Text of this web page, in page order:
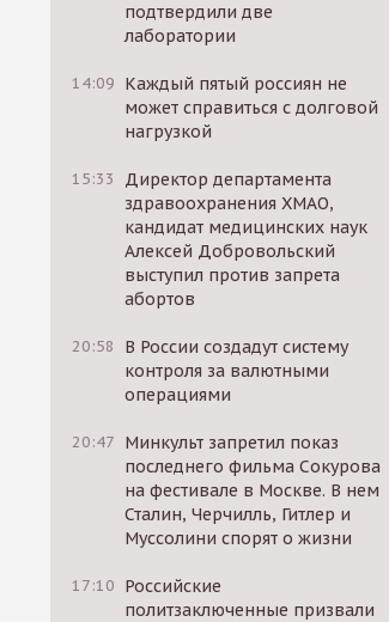
подтвердили две
лаборатории
14:09 Каждый пятый россиян не
может справиться с долговой
нагрузкой
15:33
Директор департамента
здравоохранения ХМАО,
кандидат медицинских наук
Алексей Добровольский
выступил против запрета
абортов
20:58
В России создадут систему
контроля за валютными
операциями
20:47 Минкульт запретил показ
последнего фильма Сокурова
на фестивале в Москве. В нем
Сталин, Черчилль, Гитлер и
Муссолини спорят о жизни
17:10 Российские
политзаключенные призвали